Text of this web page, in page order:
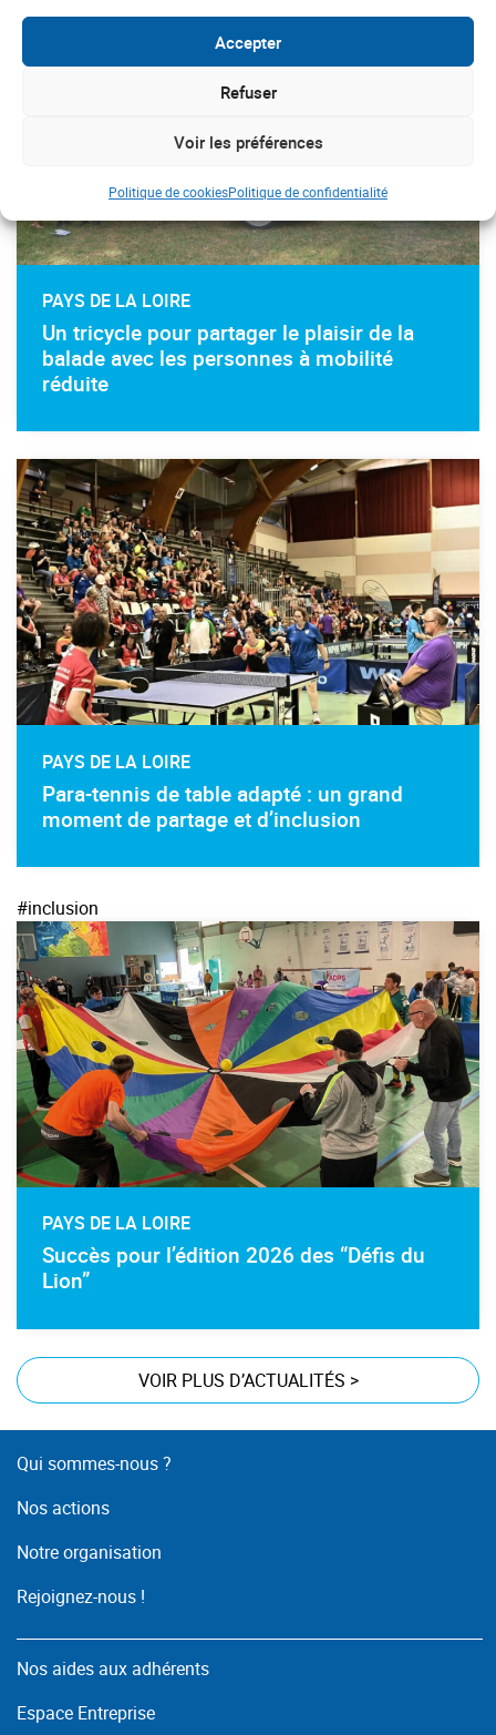
Accepter
Refuser
Voir les préférences
Politique de cookiesPolitique de confidentialité
PAYS DE LA LOIRE
Un tricycle pour partager le plaisir de la
balade avec les personnes à mobilité
réduite
PAYS DE LA LOIRE
Para-tennis de table adapté : un grand
moment de partage et d’inclusion
#inclusion
PAYS DE LA LOIRE
Succès pour l’édition 2026 des “Défis du
Lion”
VOIR PLUS D’ACTUALITÉS >
Qui sommes-nous ?
Nos actions
Notre organisation
Rejoignez-nous !
Nos aides aux adhérents
Espace Entreprise